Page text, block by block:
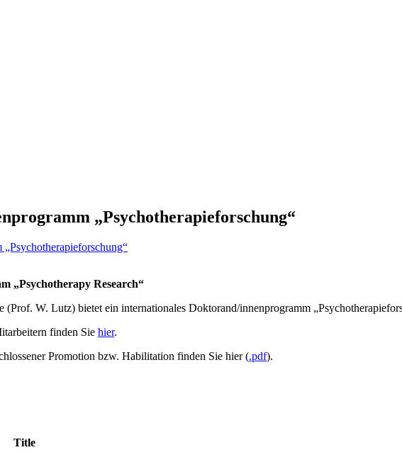
„Psychotherapieforschung“
„Psychotherapy Research“
W. Lutz) bietet ein internationales Doktorand/innenprogramm
finden Sie hier.
Promotion bzw. Habilitation finden Sie hier (.pdf).
Title